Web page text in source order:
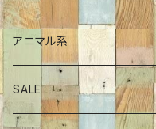
シャツ
プルオーバー
ジャケット
プルオーバー
Tシャツ
スカート
ワンピース
チュニック
アニマル系
恐竜
SALE